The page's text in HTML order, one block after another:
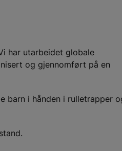
har utarbeidet globale
og gjennomført på en
barn i hånden i rulletrapper